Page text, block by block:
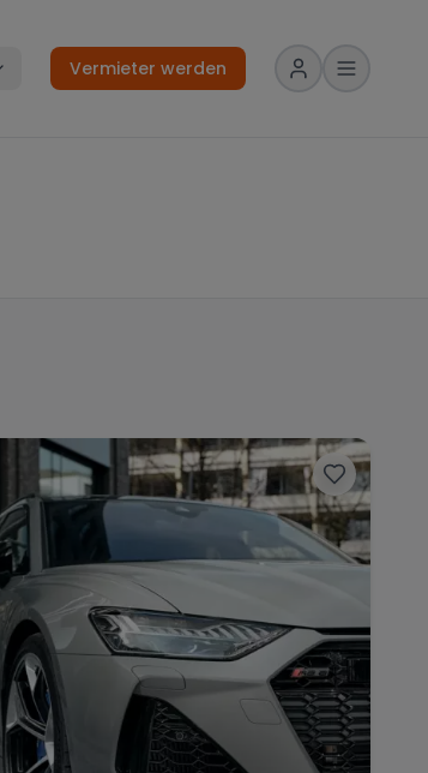
Vermieter werden